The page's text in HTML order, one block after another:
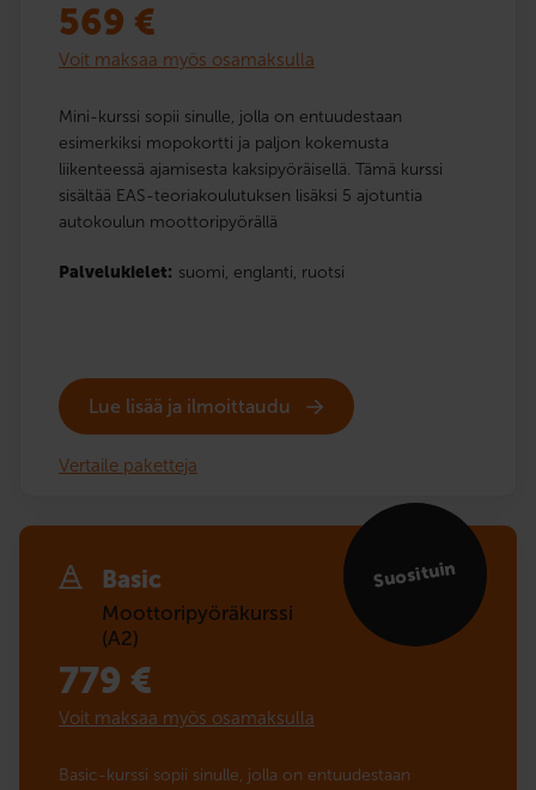
569 €
Voit maksaa myös osamaksulla
Mini-kurssi sopii sinulle, jolla on entuudestaan
esimerkiksi mopokortti ja paljon kokemusta
liikenteessä ajamisesta kaksipyöräisellä. Tämä kurssi
sisältää EAS-teoriakoulutuksen lisäksi 5 ajotuntia
autokoulun moottoripyörällä
Palvelukielet: suomi, englanti, ruotsi
Lue lisää ja ilmoittaudu
Vertaile paketteja
Basic
Moottoripyöräkurssi
(A2)
Suosituin
779 €
Voit maksaa myös osamaksulla
Basic-kurssi sopii sinulle, jolla on entuudestaan